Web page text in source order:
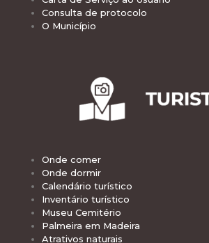
Consulta de protocolo
O Município
Onde comer
Onde dormir
Calendário turístico
Inventário turístico
Museu Cemitério
Palmeira em Madeira
Atrativos naturais